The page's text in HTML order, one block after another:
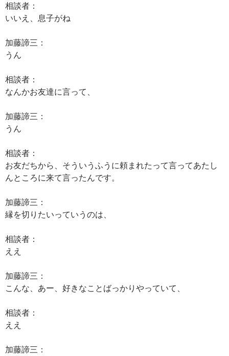
相談者：
いいえ、息子がね
加藤諦三：
うん
相談者：
なんかお友達に言って、
加藤諦三：
うん
相談者：
お友だちから、そういうふうに頼まれたって言ってあたし
んところに来て言ったんです。
加藤諦三：
縁を切りたいっていうのは、
相談者：
ええ
加藤諦三：
こんな、あー、好きなことばっかりやっていて、
相談者：
ええ
加藤諦三：